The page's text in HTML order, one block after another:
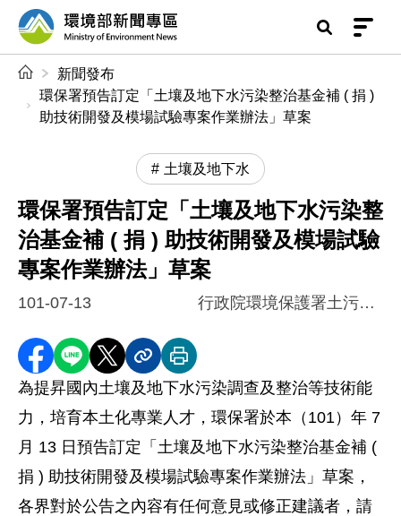
前往中央內容區塊
環境部新聞專區
新聞發布
環保署預告訂定「土壤及地下水污染整治基金補 ( 捐 )
助技術開發及模場試驗專案作業辦法」草案
土壤及地下水
環保署預告訂定「土壤及地下水污染整
治基金補 ( 捐 ) 助技術開發及模場試驗
專案作業辦法」草案
101-07-13 行政院環境保護署土污基管會
分享至 Facebook
分享到 LINE
分享到 X分享內容連結
列印本頁
為提昇國內土壤及地下水污染調查及整治等技術能
力，培育本土化專業人才，環保署於本（101）年 7
月 13 日預告訂定「土壤及地下水污染整治基金補 (
捐 ) 助技術開發及模場試驗專案作業辦法」草案，
各界對於公告之內容有任何意見或修正建議者，請